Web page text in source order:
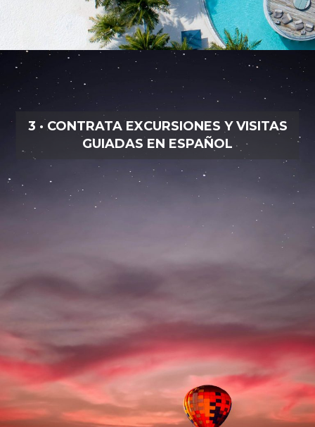
3 · CONTRATA EXCURSIONES Y VISITAS
GUIADAS EN ESPAÑOL